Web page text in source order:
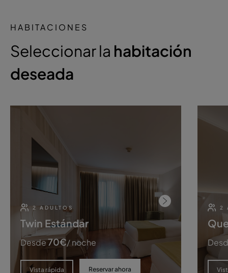
HABITACIONES
Seleccionar la habitación
deseada
2 ADULTOS
Twin Estándar
Desde70€/ noche
Vista rápida Reservar ahora
2